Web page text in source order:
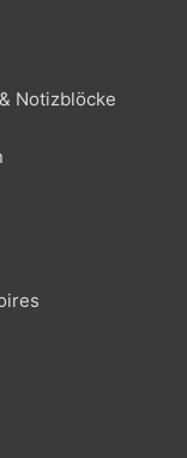
Notizblöcke